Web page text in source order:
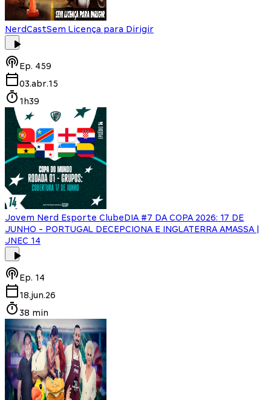
NerdCastSem Licença para Dirigir
Ep. 459
03.abr.15
1h39
Jovem Nerd Esporte ClubeDIA #7 DA COPA 2026: 17 DE
JUNHO - PORTUGAL DECEPCIONA E INGLATERRA AMASSA |
JNEC 14
Ep. 14
18.jun.26
38 min